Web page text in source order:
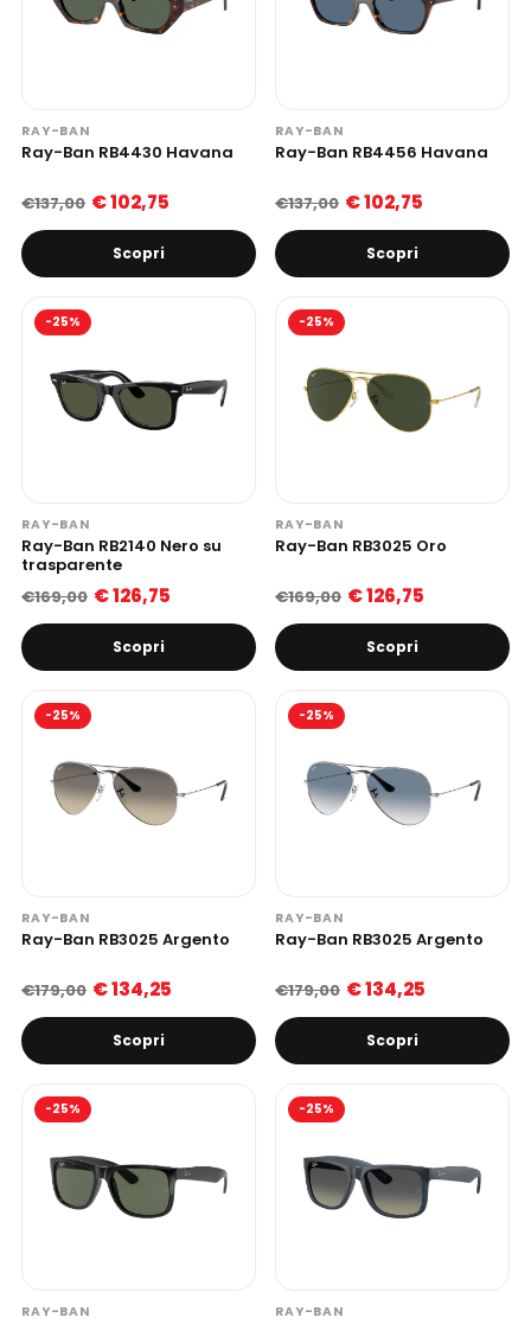
RAY-BAN
Ray-Ban RB4430 Havana
€137,00 € 102,75
Scopri
RAY-BAN
Ray-Ban RB4456 Havana
€137,00 € 102,75
Scopri
-25%
RAY-BAN
Ray-Ban RB2140 Nero su
trasparente
€169,00 € 126,75
Scopri
-25%
RAY-BAN
Ray-Ban RB3025 Oro
€169,00 € 126,75
Scopri
-25%
RAY-BAN
Ray-Ban RB3025 Argento
€179,00 € 134,25
Scopri
-25%
RAY-BAN
Ray-Ban RB3025 Argento
€179,00 € 134,25
Scopri
-25%
RAY-BAN
-25%
RAY-BAN